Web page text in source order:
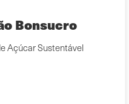
Bonsucro
Açúcar Sustentável